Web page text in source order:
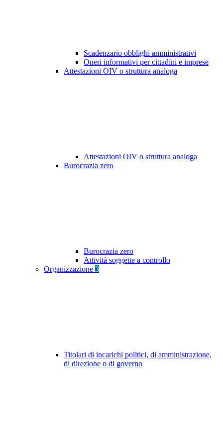
Scadenzario obblighi amministrativi
Oneri informativi per cittadini e imprese
Attestazioni OIV o struttura analoga
Attestazioni OIV o struttura analoga
Burocrazia zero
Burocrazia zero
Attività soggette a controllo
Organizzazione 3
Titolari di incarichi politici, di amministrazione,
di direzione o di governo